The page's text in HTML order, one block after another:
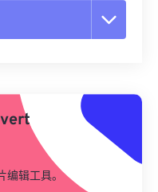
编辑工具。